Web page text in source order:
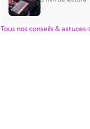
Tous nos conseils & astuces